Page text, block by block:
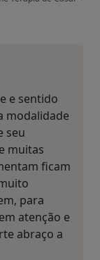
e sentido
modalidade
seu
muitas
ficam
para
atenção e
abraço a